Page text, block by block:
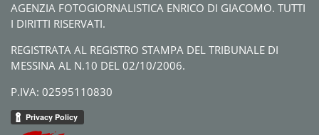
AGENZIA FOTOGIORNALISTICA ENRICO DI GIACOMO. TUTTI
I DIRITTI RISERVATI.
REGISTRATA AL REGISTRO STAMPA DEL TRIBUNALE DI
MESSINA AL N.10 DEL 02/10/2006.
P.IVA: 02595110830